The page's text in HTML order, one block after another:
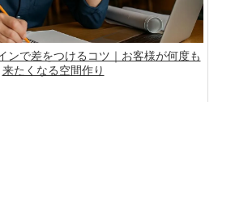
ンで差をつけるコツ｜お客様が何度も
来たくなる空間作り